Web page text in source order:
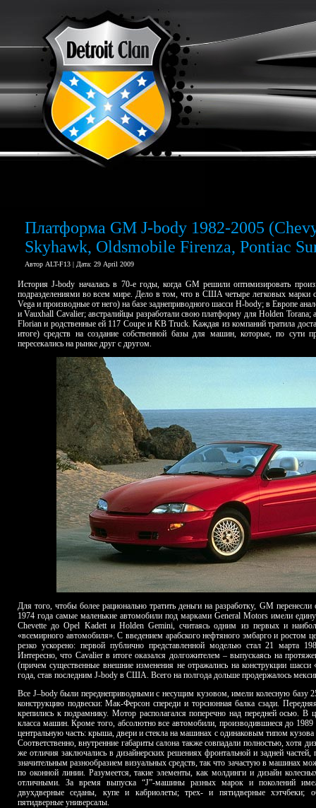
Платформа GM J-body 1982-2005
Skyhawk, Oldsmobile Firenza, Pontiac
Автор ALT-F13 | Дата: 29 April 2009
История J-body началась в 70-е годы, когда GM решили оптимизировать
подразделениями во всем мире. Дело в том, что в США четыре легковых марки
Vega и производные от него) на базе заднеприводного шасси H-body; в Европе
и Vauxhall Cavalier; австралийцы разработали свою платформу дляHolden Torana;
Florian и родственные ей 117 Coupe и KB Truck. Каждая из компаний тратила
итоге) средств на создание собственной базы для машин, которые, по сути
пересекались на рынке друг с другом.
Для того, чтобы более рационально тратить деньги на разработку, GM
1974 года самые маленькие автомобили под марками General Motors имели
Chevette до Opel Kadett и HoldenGemini, считаясь одним из первых и
«всемирного автомобиля». С введением арабского нефтяного эмбарго и ростом
резко ускорено: первой публично представленной моделью стал 21 марта
Интересно, что Cavalier в итоге оказался долгожителем – выпускаясь на
(причем существенные внешние изменения не отражались на конструкции шасси
года, став последним J-body в США. Всего на полгода дольше продержалось
Все J–body были переднеприводными с несущим кузовом, имели колесную базу
конструкцию подвески: Мак-Ферсон спереди и торсионная балка сзади.
крепились к подрамнику. Мотор располагался поперечно над передней осью. В
класса машин. Кроме того, абсолютно все автомобили, производившиеся до
центральную часть: крыша, двери и стекла на машинах с одинаковым типом
Соответственно, внутренние габариты салона также совпадали полностью, хотя
же отличия заключались в дизайнерских решениях фронтальной и задней частей,
значительным разнообразием визуальных средств, так что зачастую в машинах
по оконной линии. Разумеется, такие элементы, как молдинги и дизайн
отличными. За время выпуска “J”-машины разных марок и поколений
двухдверные седаны, купе и кабриолеты; трех- и пятидверные хэтчбеки;
пятидверные универсалы.